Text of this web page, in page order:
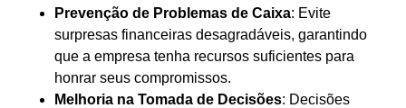
Prevenção de Problemas de Caixa: Evite
surpresas financeiras desagradáveis, garantindo
que a empresa tenha recursos suficientes para
honrar seus compromissos.
Melhoria na Tomada de Decisões: Decisões